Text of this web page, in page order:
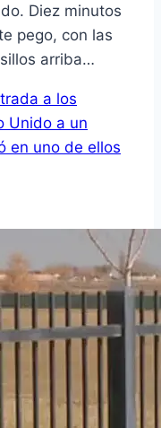
Diez minutos
pego, con las
arriba…
a los
Unido a un
en uno de ellos